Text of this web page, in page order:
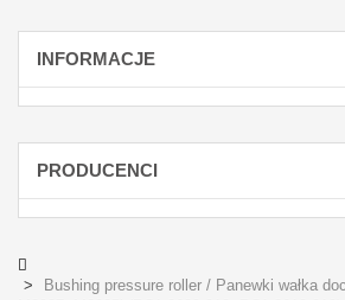
INFORMACJE
PRODUCENCI
Bushing pressure roller / Panewki wałka